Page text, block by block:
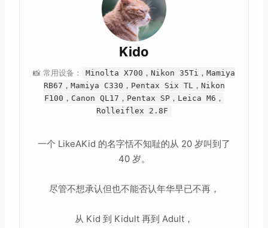
Kido
📸 常用设备：
Minolta X700，Nikon 35Ti，Mamiya
RB67，Mamiya C330，Pentax Six TL，Nikon
F100，Canon QL17，Pentax SP，Leica M6，
Rolleiflex 2.8F
一个 LikeAKid 的名字恬不知耻的从 20 岁叫到了
40 岁。
尽管不想承认但也不能否认年华早已不再，
从 Kid 到 Kidult 再到 Adult，